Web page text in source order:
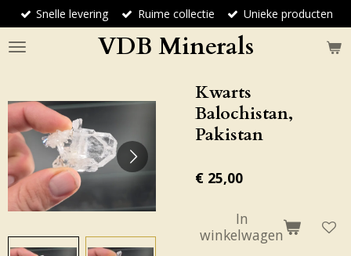
Ga
direct
naar
VDB Minerals
Snelle levering Ruime collectie Unieke producten
Kwarts
Balochistan,
Pakistan
€ 25,00
In
winkelwagen